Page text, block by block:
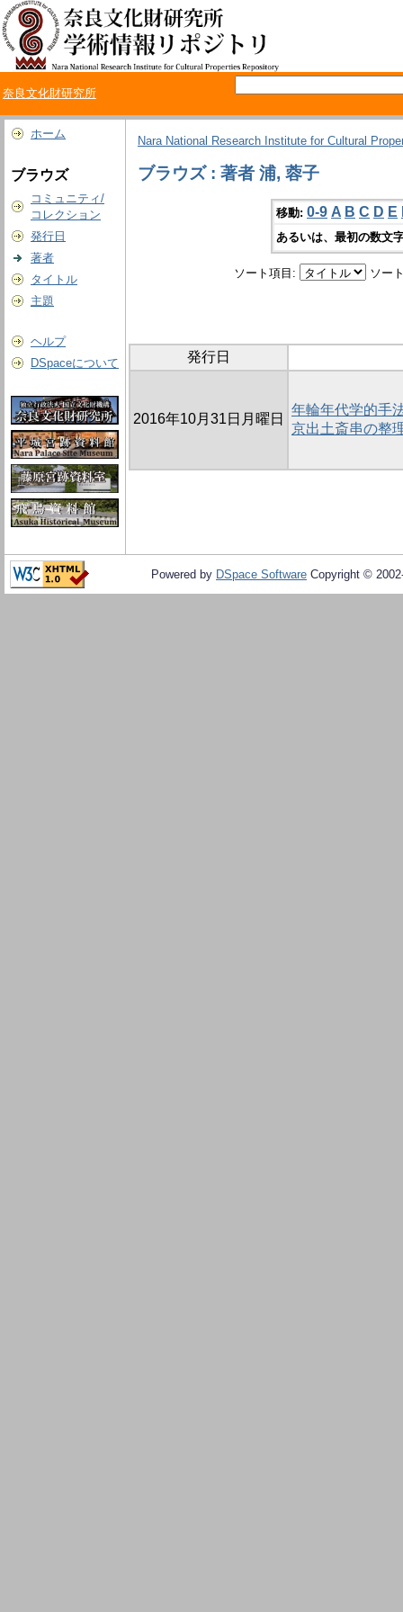
奈良文化財研究所
ホーム
ブラウズ
コミュニティ/
コレクション
発行日
著者
タイトル
主題
ヘルプ
DSpaceについて
Nara National Research Institute for Cultural
ブラウズ : 著者 浦, 蓉子
移動: 0-9 A B C D E
あるいは、最初の数文
ソート項目: ソー
発行日
2016年10月31日月曜日
年輪年代学的手
京出土斎串の整
Powered by DSpace Software Copyright ©